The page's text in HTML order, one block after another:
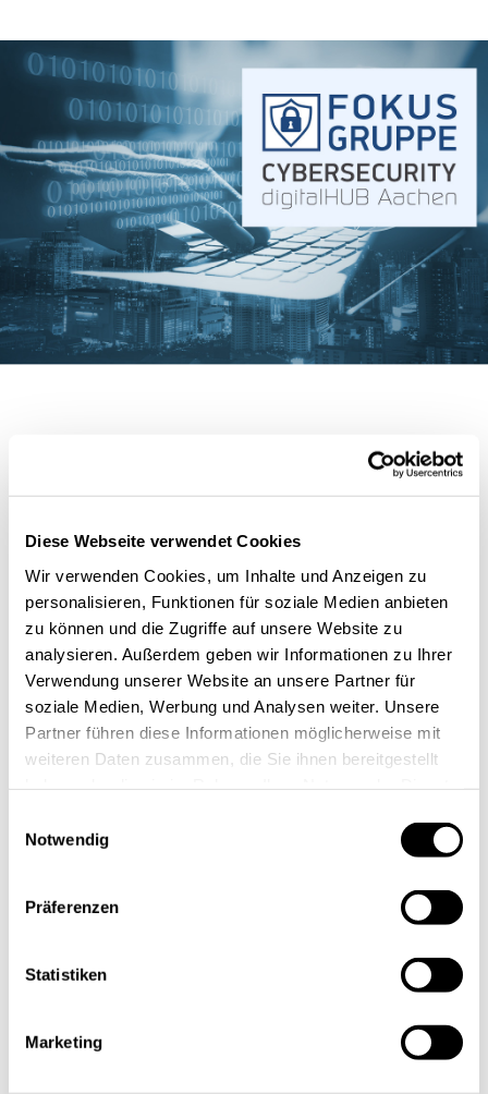
Diese Webseite verwendet Cookies
Wir verwenden Cookies, um Inhalte und Anzeigen zu
personalisieren, Funktionen für soziale Medien anbieten
zu können und die Zugriffe auf unsere Website zu
analysieren. Außerdem geben wir Informationen zu Ihrer
Verwendung unserer Website an unsere Partner für
soziale Medien, Werbung und Analysen weiter. Unsere
Partner führen diese Informationen möglicherweise mit
weiteren Daten zusammen, die Sie ihnen bereitgestellt
Notwendig
Präferenzen
Statistiken
Marketing